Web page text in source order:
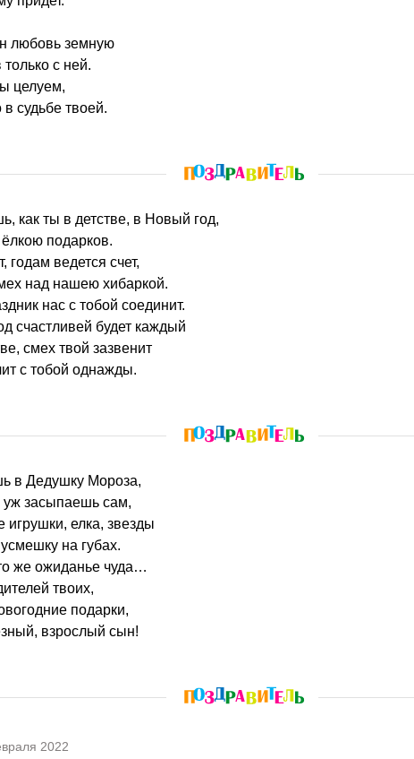
любовь земную
только с ней.
целуем,
судьбе твоей.
как ты в детстве, в Новый год,
подарков.
ведется счет,
над нашею хибаркой.
нас с тобой соединит.
счастливей будет каждый
смех твой зазвенит
с тобой однажды.
в Дедушку Мороза,
уж засыпаешь сам,
игрушки, елка, звезды
на губах.
же ожиданье чуда…
твоих,
подарки,
взрослый сын!
2022